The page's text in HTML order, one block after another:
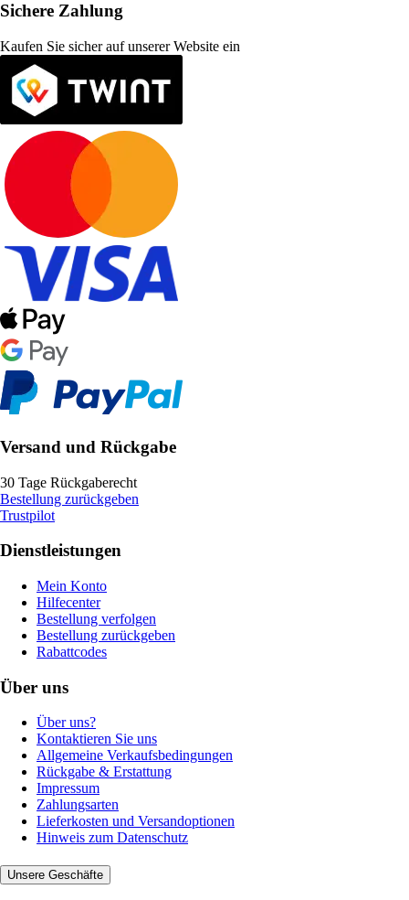
Sichere Zahlung
Kaufen Sie sicher auf unserer Website ein
Versand und Rückgabe
30 Tage Rückgaberecht
Bestellung zurückgeben
Trustpilot
Dienstleistungen
Mein Konto
Hilfecenter
Bestellung verfolgen
Bestellung zurückgeben
Rabattcodes
Über uns
Über uns?
Kontaktieren Sie uns
Allgemeine Verkaufsbedingungen
Rückgabe & Erstattung
Impressum
Zahlungsarten
Lieferkosten und Versandoptionen
Hinweis zum Datenschutz
Unsere Geschäfte